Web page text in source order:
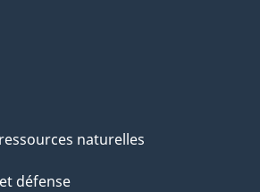
naturelles
défense